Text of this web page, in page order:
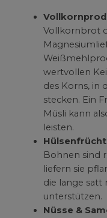
Vollkornbrot
wertvollen
des Korns, in
stecken. Ein
Müsli kann
leisten.
Bohnen sind
liefern sie
die lange satt
unterstützen.
Nüsse &